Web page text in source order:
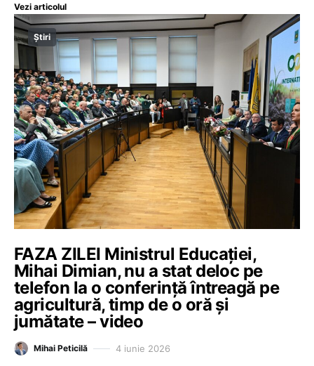
Vezi articolul
Știri
FAZA ZILEI Ministrul Educației,
Mihai Dimian, nu a stat deloc pe
telefon la o conferință întreagă pe
agricultură, timp de o oră și
jumătate – video
Mihai Peticilă 4 iunie 2026